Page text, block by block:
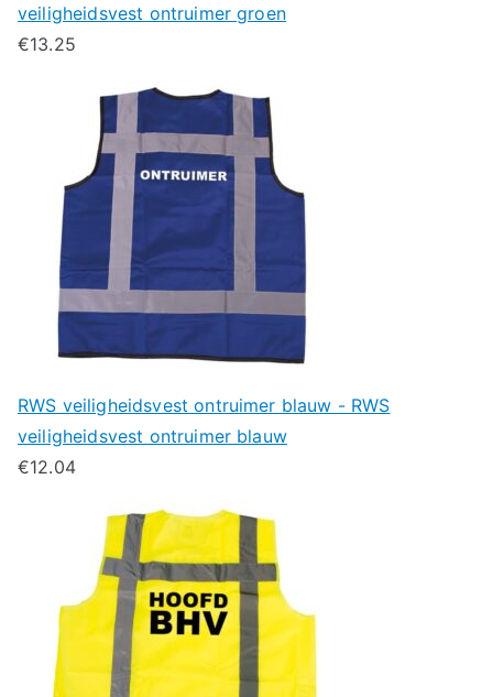
veiligheidsvest ontruimer groen
€13.25
RWS veiligheidsvest ontruimer blauw - RWS
veiligheidsvest ontruimer blauw
€12.04